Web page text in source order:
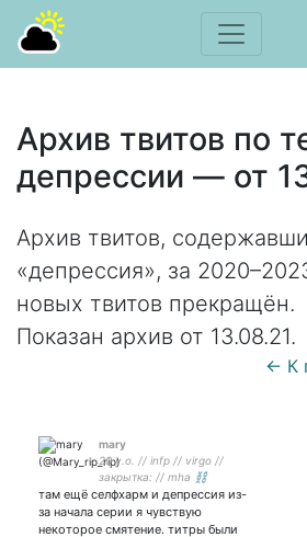
Архив твитов по
депрессии — от
Архив твитов,
«депрессия», за
новых твитов прекращён.
Показан архив от 13.08.21.
← К
mary
20 y.o. // infp // virgo //
закрытка: // mha ⛓️
там ещё селфхарм и депрессия из-
за начала серии я чувствую
некоторое смятение. титры были